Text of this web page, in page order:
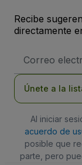
Recibe
directamente
de
Únete a la
Al iniciar
acuerdo de
posible que
parte, pero